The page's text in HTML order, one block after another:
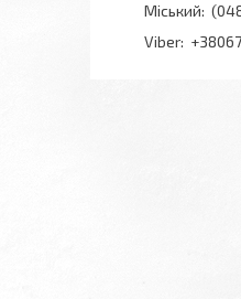
Міський
Viber